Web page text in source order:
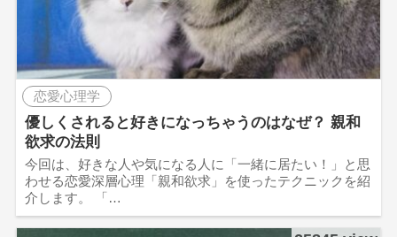
恋愛心理学
優しくされると好きになっちゃうのはなぜ？ 親和
欲求の法則
今回は、好きな人や気になる人に「一緒に居たい！」と思
わせる恋愛深層心理「親和欲求」を使ったテクニックを紹
介します。 「…